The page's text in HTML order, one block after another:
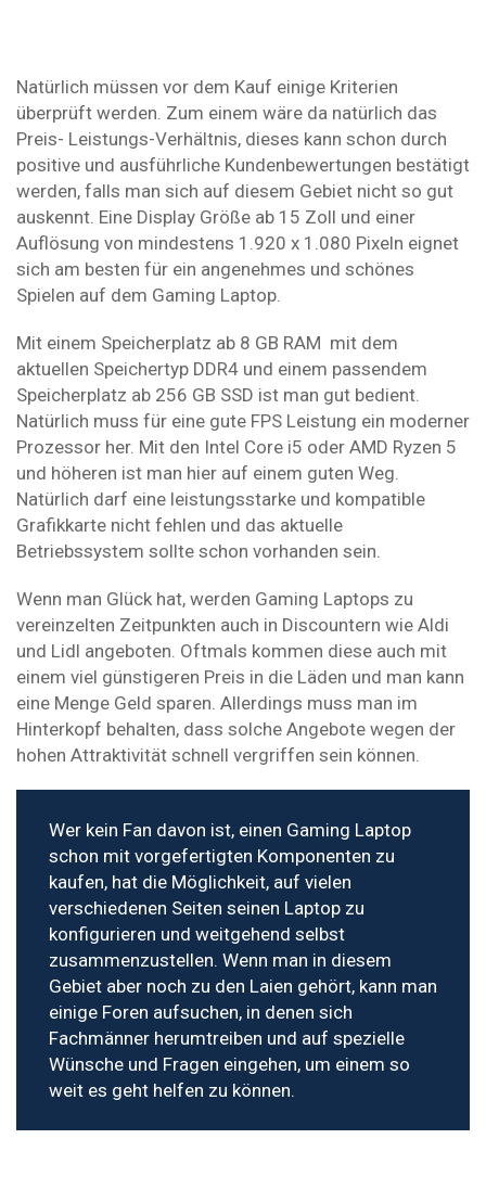
Natürlich müssen vor dem Kauf einige Kriterien
überprüft werden. Zum einem wäre da natürlich das
Preis- Leistungs-Verhältnis, dieses kann schon durch
positive und ausführliche Kundenbewertungen bestätigt
werden, falls man sich auf diesem Gebiet nicht so gut
auskennt. Eine Display Größe ab 15 Zoll und einer
Auflösung von mindestens 1.920 x 1.080 Pixeln eignet
sich am besten für ein angenehmes und schönes
Spielen auf dem Gaming Laptop.
Mit einem Speicherplatz ab 8 GB RAM mit dem
aktuellen Speichertyp DDR4 und einem passendem
Speicherplatz ab 256 GB SSD ist man gut bedient.
Natürlich muss für eine gute FPS Leistung ein moderner
Prozessor her. Mit den Intel Core i5 oder AMD Ryzen 5
und höheren ist man hier auf einem guten Weg.
Natürlich darf eine leistungsstarke und kompatible
Grafikkarte nicht fehlen und das aktuelle
Betriebssystem sollte schon vorhanden sein.
Wenn man Glück hat, werden Gaming Laptops zu
vereinzelten Zeitpunkten auch in Discountern wie Aldi
und Lidl angeboten. Oftmals kommen diese auch mit
einem viel günstigeren Preis in die Läden und man kann
eine Menge Geld sparen. Allerdings muss man im
Hinterkopf behalten, dass solche Angebote wegen der
hohen Attraktivität schnell vergriffen sein können.
Wer kein Fan davon ist, einen Gaming Laptop
schon mit vorgefertigten Komponenten zu
kaufen, hat die Möglichkeit, auf vielen
verschiedenen Seiten seinen Laptop zu
konfigurieren und weitgehend selbst
zusammenzustellen. Wenn man in diesem
Gebiet aber noch zu den Laien gehört, kann man
einige Foren aufsuchen, in denen sich
Fachmänner herumtreiben und auf spezielle
Wünsche und Fragen eingehen, um einem so
weit es geht helfen zu können.